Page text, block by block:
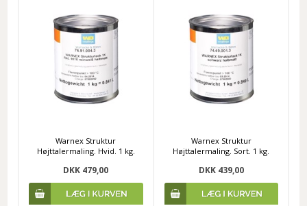
Warnex Struktur
Højttalermaling. Hvid. 1 kg.
DKK 479,00
Warnex Struktur
Højttalermaling. Sort. 1 kg.
DKK 439,00